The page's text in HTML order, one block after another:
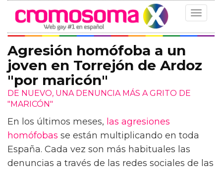
Toggle
Agresión homófoba a un
joven en Torrejón de Ardoz
"por maricón"
DE NUEVO, UNA DENUNCIA MÁS A GRITO DE
"MARICÓN"
En los últimos meses, las agresiones
homófobas se están multiplicando en toda
España. Cada vez son más habituales las
denuncias a través de las redes sociales de las